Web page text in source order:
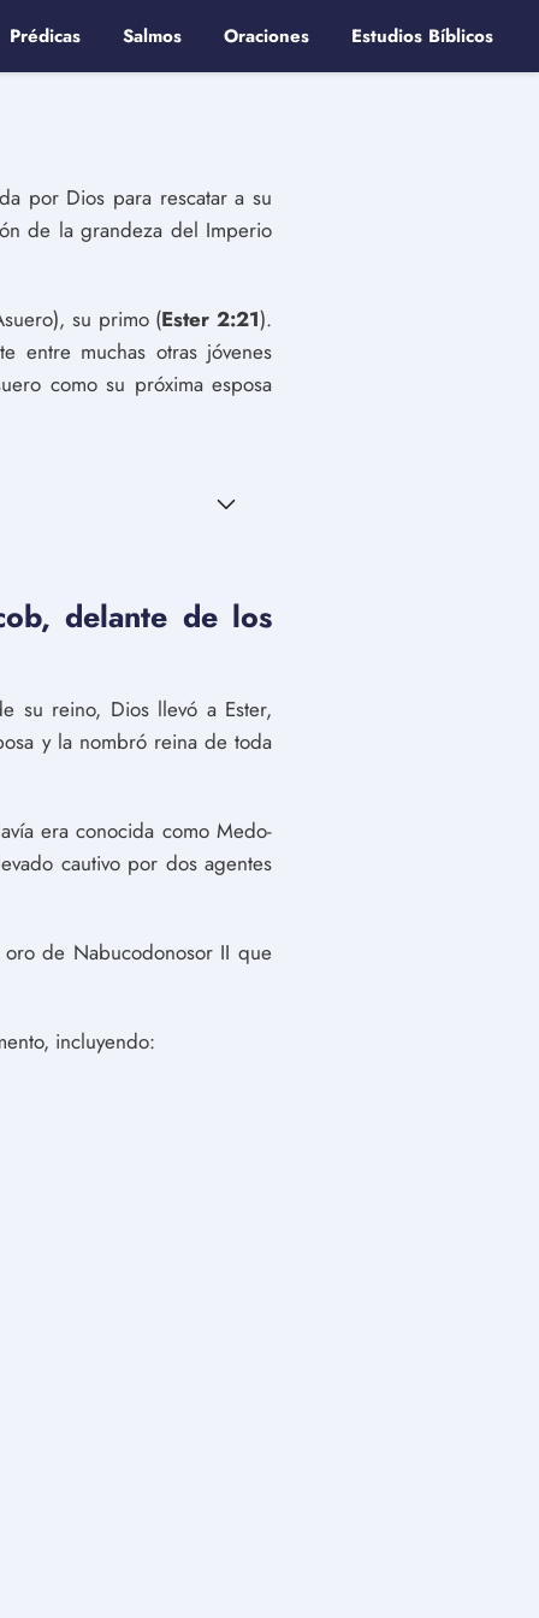
Prédicas Salmos Oraciones Estudios Bíblicos
por Dios para rescatar a su
de la grandeza del Imperio
su primo (Ester 2:21).
entre muchas otras jóvenes
como su próxima esposa
delante de los
su reino, Dios llevó a Ester,
y la nombró reina de toda
era conocida como Medo-
cautivo por dos agentes
de Nabucodonosor II que
incluyendo: